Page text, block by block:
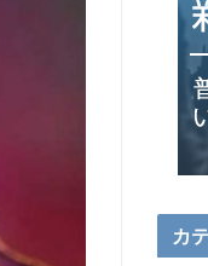
カ